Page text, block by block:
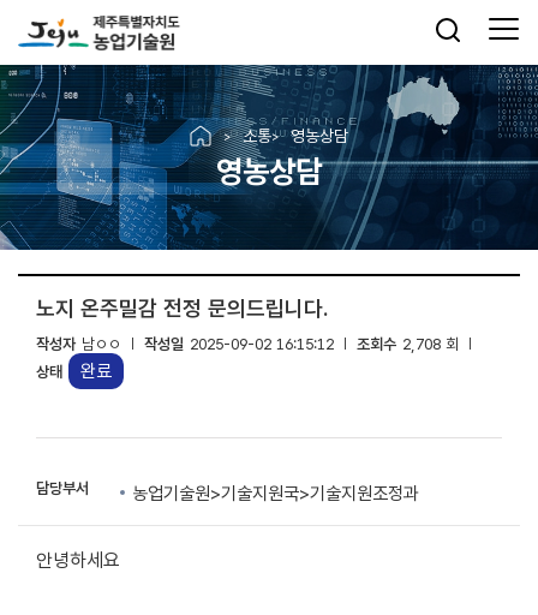
소통 영농상담
영농상담
노지 온주밀감 전정 문의드립니다.
작성자 남ㅇㅇ 작성일 2025-09-02 16:15:12 조회수 2,708 회
상태
완료
담당부서 농업기술원>기술지원국>기술지원조정과
안녕하세요